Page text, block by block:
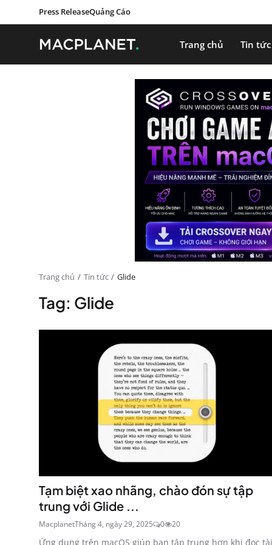
Press ReleaseQuảng Cáo
Trang chủ Tin tức
Trang chủ Tin tức Glide
Tag: Glide
Tạm biệt xao nhãng, chào đón sự tập
trung với Glide ...
MacplanetTháng 4, ngày 29, 2025 0 20
Ứng dụng trên macOS giúp bạn tập trung hơn khi đọc tài